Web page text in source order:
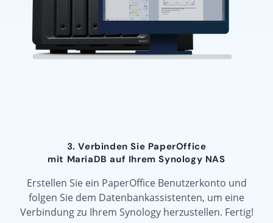
3. Verbinden Sie PaperOffice
mit MariaDB auf Ihrem Synology NAS
Erstellen Sie ein PaperOffice Benutzerkonto und
folgen Sie dem Datenbankassistenten, um eine
Verbindung zu Ihrem Synology herzustellen. Fertig!